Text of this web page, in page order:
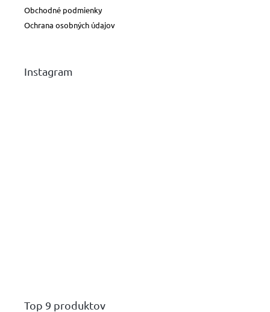
Obchodné podmienky
Ochrana osobných údajov
Instagram
Top 9 produktov